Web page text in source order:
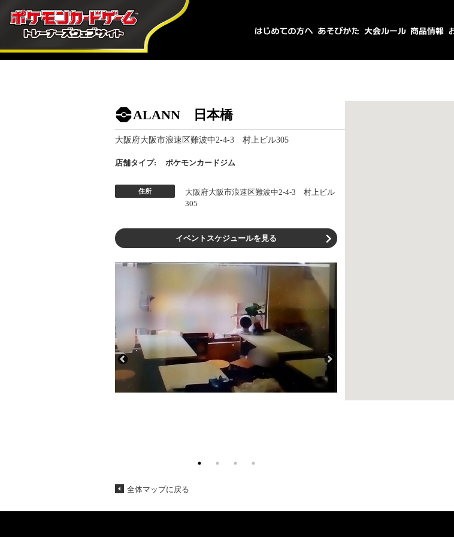
ALANN 日本橋
大阪府大阪市浪速区難波中2-4-3 村上ビル305
店舗タイプ: ポケモンカードジム
住所
大阪府大阪市浪速区難波中2-4-3 村上ビル
305
イベントスケジュールを見る
全体マップに戻る